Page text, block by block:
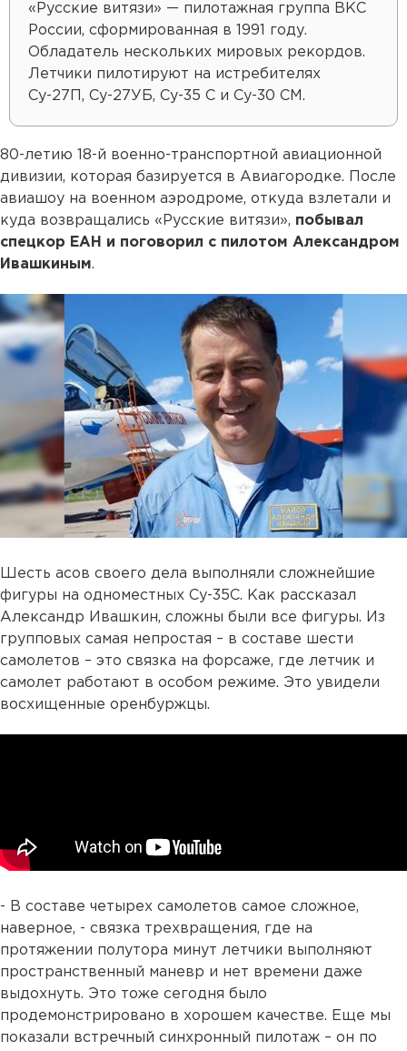
«Русские витязи» — пилотажная группа ВКС
России, сформированная в 1991 году.
Обладатель нескольких мировых рекордов.
Летчики пилотируют на истребителях
Су-27П, Су-27УБ, Су-35 С и Су-30 СМ.
80-летию 18-й военно-транспортной авиационной
дивизии, которая базируется в Авиагородке. После
авиашоу на военном аэродроме, откуда взлетали и
куда возвращались «Русские витязи», побывал
спецкор ЕАН и поговорил с пилотом Александром
Ивашкиным.
Шесть асов своего дела выполняли сложнейшие
фигуры на одноместных Су-35С. Как рассказал
Александр Ивашкин, сложны были все фигуры. Из
групповых самая непростая – в составе шести
самолетов – это связка на форсаже, где летчик и
самолет работают в особом режиме. Это увидели
восхищенные оренбуржцы.
- В составе четырех самолетов самое сложное,
наверное, - связка трехвращения, где на
протяжении полутора минут летчики выполняют
пространственный маневр и нет времени даже
выдохнуть. Это тоже сегодня было
продемонстрировано в хорошем качестве. Еще мы
показали встречный синхронный пилотаж – он по